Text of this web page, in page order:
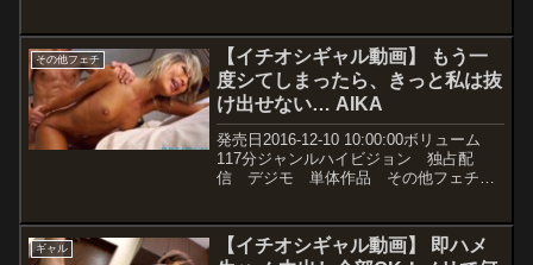
精寸前w美脚＋美尻を見せつけられたの
で、両手で揉みしだきます。手に吸い付
く桃尻です！手マンですぐイっちゃうよ
うな敏感マ●コに、電マで追撃！からの
顔面騎乗位でシャブリます！！マン汁溢
れて飲みきれんwww十分にほぐし、チ●
コ専用の穴に仕上がったところで挿
入！！ゲーマー女子特有のほっそりとし
出し。中出しはセックスの基本ですね！
ソファでの座位の次はバックでも突きま
ベロキスと粘着質な種付けプレスピスト
ンでまさかの撃沈！彼氏のチ●ポよりは
るかにイキまくり潮もビッチョビチョ！
お金はいらないからその臭いチ●ポ私の
マ●コにいれてください…親父のチ●ポに
完全子宮堕ち確定！
その他フェチ
【イチオシギャル動画】 もう一
度シてしまったら、きっと私は抜
け出せない… AIKA
発売日2016-12-10 10:00:00ボリューム
117分ジャンルハイビジョン 独占配
信 デジモ 単体作品 その他フェチ
GLAMOROUS 品番pgd0092...
ギャル
【イチオシギャル動画】 即ハメ